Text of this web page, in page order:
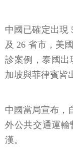
中國已確定出現
及 26 省市，美
診案例，泰國出
加坡與菲律賓皆
中國當局宣布，
外公共交通運
漢。